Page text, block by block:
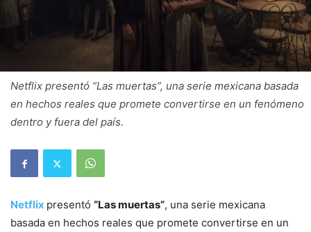
Netflix presentó “Las muertas”, una serie mexicana basada
en hechos reales que promete convertirse en un fenómeno
dentro y fuera del país.
Netflix presentó “Las muertas”, una serie mexicana
basada en hechos reales que promete convertirse en un